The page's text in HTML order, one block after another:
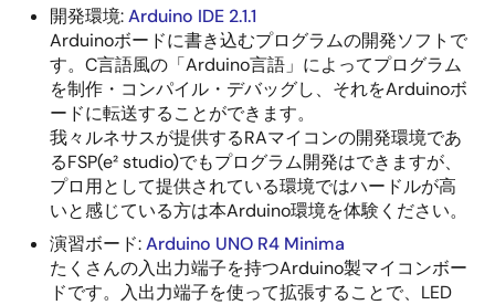
開発環境:Arduino IDE 2.1.1
Arduinoボードに書き込むプログラムの開発ソフトで
す。C言語風の「Arduino言語」によってプログラム
を制作・コンパイル・デバッグし、それをArduinoボ
ードに転送することができます。
我々ルネサスが提供するRAマイコンの開発環境であ
るFSP(e² studio)でもプログラム開発はできますが、
プロ用として提供されている環境ではハードルが高
いと感じている方は本Arduino環境を体験ください。
演習ボード:Arduino UNO R4 Minima
たくさんの入出力端子を持つArduino製マイコンボー
ドです。入出力端子を使って拡張することで、LED